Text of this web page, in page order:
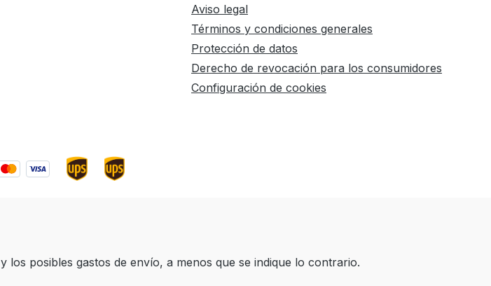
Aviso legal
Términos y condiciones generales
Protección de datos
Derecho de revocación para los consumidores
Configuración de cookies
y los posibles gastos de envío, a menos que se indique lo contrario.